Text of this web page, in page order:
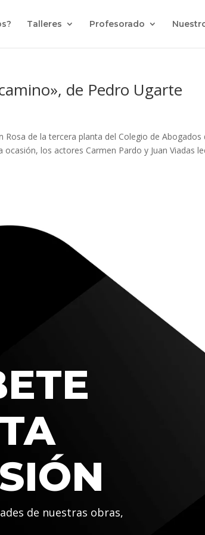
Talleres Profesorado
de Pedro Ugarte
Rosa de la tercera planta del Colegio de
los actores Carmen Pardo y Juan Viadas
de nuestras obras,